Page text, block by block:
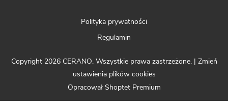
Polityka prywatności
Regulamin
Opracował Shoptet Premium
Copyright 2026 CERANO. Wszystkie prawa zastrzeżone. | Zmień
ustawienia plików cookies